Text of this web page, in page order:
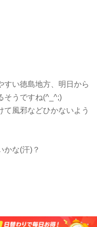
すい徳島地方、明日から
そうですね(^_^;)
て風邪などひかないよう
かな(汗)？